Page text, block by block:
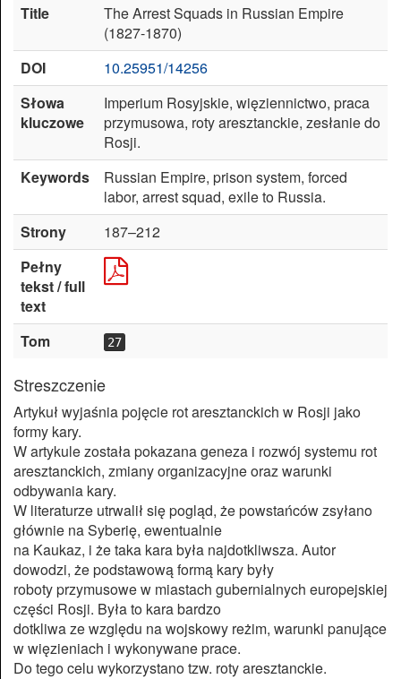
Title
The Arrest Squads in Russian Empire
(1827-1870)
DOI
10.25951/14256
Słowa
kluczowe
Imperium Rosyjskie, więziennictwo, praca
przymusowa, roty aresztanckie, zesłanie do
Rosji.
Keywords
Russian Empire, prison system, forced
labor, arrest squad, exile to Russia.
Strony
187–212
Pełny
tekst / full
text
Tom
27
Streszczenie
Artykuł wyjaśnia pojęcie rot aresztanckich w Rosji jako
formy kary.
W artykule została pokazana geneza i rozwój systemu rot
aresztanckich, zmiany organizacyjne oraz warunki
odbywania kary.
W literaturze utrwalił się pogląd, że powstańców zsyłano
głównie na Syberię, ewentualnie
na Kaukaz, i że taka kara była najdotkliwsza. Autor
dowodzi, że podstawową formą kary były
roboty przymusowe w miastach gubernialnych europejskiej
części Rosji. Była to kara bardzo
dotkliwa ze względu na wojskowy reżim, warunki panujące
w więzieniach i wykonywane prace.
Do tego celu wykorzystano tzw. roty aresztanckie.